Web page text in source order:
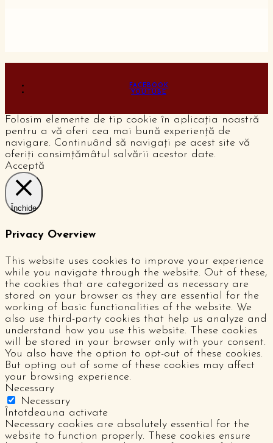
FACEBOOK
YOUTUBE
Folosim elemente de tip cookie în aplicația noastră
pentru a vă oferi cea mai bună experiență de
navigare. Continuând să navigați pe acest site vă
oferiți consimțămâtul salvării acestor date.
Acceptă
Închide
Privacy Overview
This website uses cookies to improve your experience
while you navigate through the website. Out of these,
the cookies that are categorized as necessary are
stored on your browser as they are essential for the
working of basic functionalities of the website. We
also use third-party cookies that help us analyze and
understand how you use this website. These cookies
will be stored in your browser only with your consent.
You also have the option to opt-out of these cookies.
But opting out of some of these cookies may affect
your browsing experience.
Necessary
Necessary
Întotdeauna activate
Necessary cookies are absolutely essential for the
website to function properly. These cookies ensure